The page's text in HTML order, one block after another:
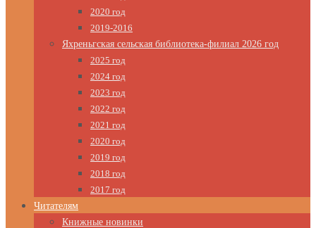
2020 год
2019-2016
Яхреньгская сельская библиотека-филиал 2026 год
2025 год
2024 год
2023 год
2022 год
2021 год
2020 год
2019 год
2018 год
2017 год
Читателям
Книжные новинки